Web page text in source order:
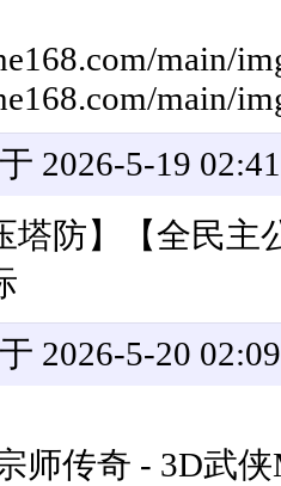
main/
main/
2026-5-19
塔防】【全民
2026-5-20
师传奇 - 3D武